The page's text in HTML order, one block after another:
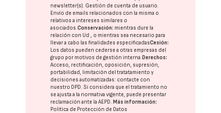
newsletter(s). Gestión de cuenta de usuario.
Envío de emails relacionados con la misma o
relativos a intereses similares o
asociados.Conservación: mientras dure la
relación con Ud., o mientras sea necesario para
llevar a cabo las finalidades especificadasCesión:
Los datos pueden cederse a otras empresas del
grupo por motivos de gestión interna.Derechos:
Acceso, rectificación, oposición, supresión,
portabilidad, limitación del tratatamiento y
decisiones automatizadas: contacte con
nuestro DPD. Si considera que el tratamiento no
se ajusta a la normativa vigente, puede presentar
reclamación ante laAEPD.Más información:
Política de Protección de Datos